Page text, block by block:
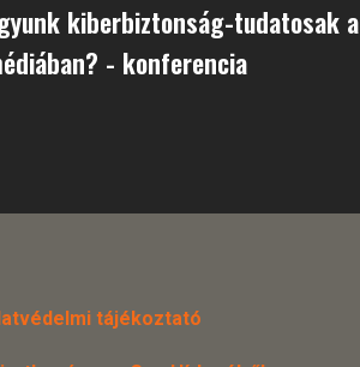
kiberbiztonság-tudatosak a
- konferencia
tájékoztató